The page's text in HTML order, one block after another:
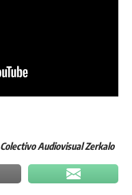
Colectivo Audiovisual Zerkalo